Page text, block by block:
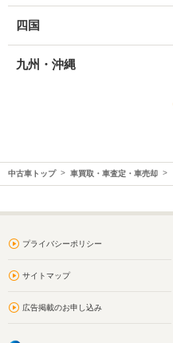
四国
九州・沖縄
中古車トップ 車買取・車査定・車売却
プライバシーポリシー
サイトマップ
広告掲載のお申し込み